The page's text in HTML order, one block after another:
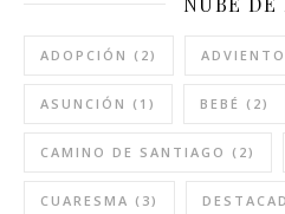
ADOPCIÓN (2) ADVIENTO
ASUNCIÓN (1) BEBÉ (2)
CAMINO DE SANTIAGO (2)
CUARESMA (3)